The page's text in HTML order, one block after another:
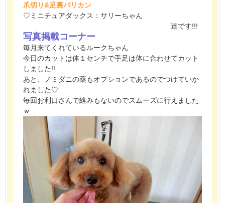
爪切り&足裏バリカン
♡ミニチュアダックス：サリーちゃん
達です!!!
写真掲載コーナー
毎月来てくれているルークちゃん
今日のカットは体１センチで手足は体に合わせてカット
しました!!
あと、ノミダニの薬もオプションであるのでつけていか
れました♡
毎回お利口さんで絡みもないのでスムーズに行えました
ｗ